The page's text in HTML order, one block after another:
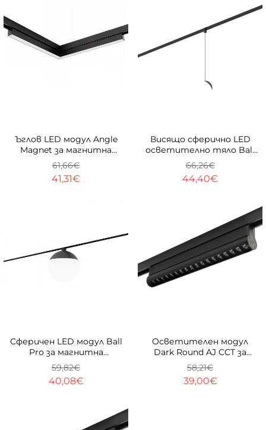
Ъглов LED модул Angle
Magnet за магнитна
система 23 mm
41,31€
61,66€
Висящо сферично LED
осветително тяло Ball
Pendant за магнитна
система 23mm
44,40€
66,26€
Сферичен LED модул Ball
Pro за магнитна
система 23mm
40,08€
59,82€
Осветителен модул
Dark Round AJ CCT за
магнитна система 23
mm
39,00€
58,21€